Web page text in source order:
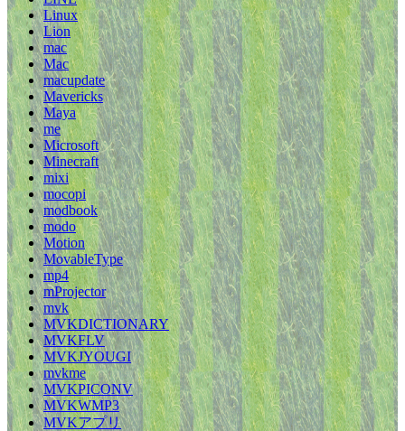
Linux
Lion
mac
Mac
macupdate
Mavericks
Maya
me
Microsoft
Minecraft
mixi
mocopi
modbook
modo
Motion
MovableType
mp4
mProjector
mvk
MVKDICTIONARY
MVKFLV
MVKJYOUGI
mvkme
MVKPICONV
MVKWMP3
MVKアプリ